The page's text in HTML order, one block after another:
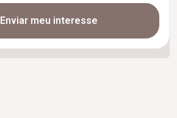
Enviar meu interesse